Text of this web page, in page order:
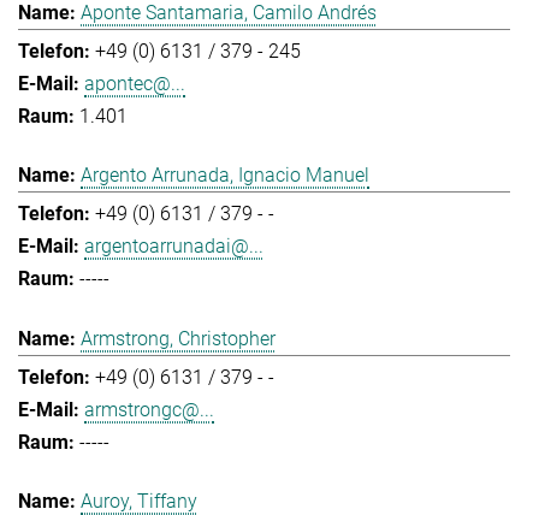
Aponte Santamaria, Camilo Andrés
+49 (0) 6131 / 379 - 245
apontec@...
1.401
Argento Arrunada, Ignacio Manuel
+49 (0) 6131 / 379 - -
argentoarrunadai@...
-----
Armstrong, Christopher
+49 (0) 6131 / 379 - -
armstrongc@...
-----
Auroy, Tiffany